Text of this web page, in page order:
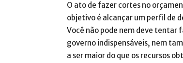
O ato de fazer cortes no
objetivo é alcançar um perfil de
Você não pode nem deve tentar
governo indispensáveis, nem
a ser maior do que os recursos